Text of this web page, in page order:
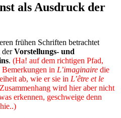
als Ausdruck der
frühen Schriften betrachtet
derVorstellungs- und
. (Ha! auf dem richtigen Pfad,
Bemerkungen in L’imaginaire die
ab, wie er sie in L’être et le
wird hier aber nicht
erkennen, geschweige denn